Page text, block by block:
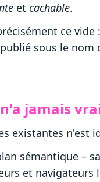
et cachable.
ce vide :
sous le nom
jamais
existantes n'est
sémantique –
et